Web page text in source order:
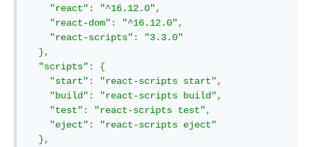
"react" : "^16.12.0",
"react-dom" : "^16.12.0",
"react-scripts" :
"3.3.0"
},
"scripts" :
{
"start" : "react-scripts start",
"build" : "react-scripts build",
"test" : "react-scripts test",
"eject" :
"react-scripts eject"
},